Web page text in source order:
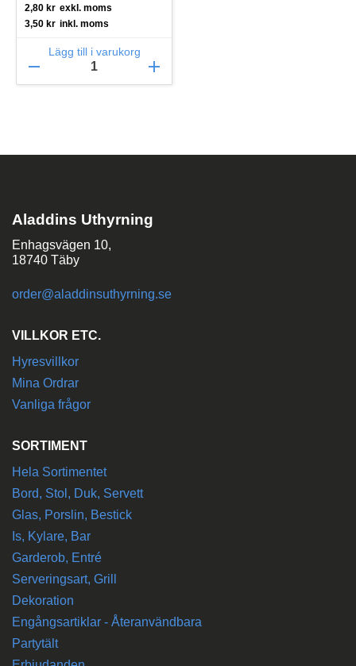
2,80 kr exkl. moms
3,50 kr inkl. moms
Lägg till i varukorg
remove add
Aladdins Uthyrning
Enhagsvägen 10,
18740 Täby
order@aladdinsuthyrning.se
VILLKOR ETC.
Hyresvillkor
Mina Ordrar
Vanliga frågor
SORTIMENT
Hela Sortimentet
Bord, Stol, Duk, Servett
Glas, Porslin, Bestick
Is, Kylare, Bar
Garderob, Entré
Serveringsart, Grill
Dekoration
Engångsartiklar - Återanvändbara
Partytält